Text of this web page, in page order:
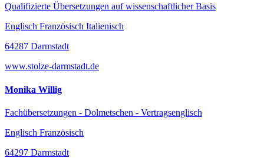
Qualifizierte Übersetzungen auf wissenschaftlicher Basis
Englisch Französisch Italienisch
64287 Darmstadt
www.stolze-darmstadt.de
Monika Willig
Fachübersetzungen - Dolmetschen - Vertragsenglisch
Englisch Französisch
64297 Darmstadt